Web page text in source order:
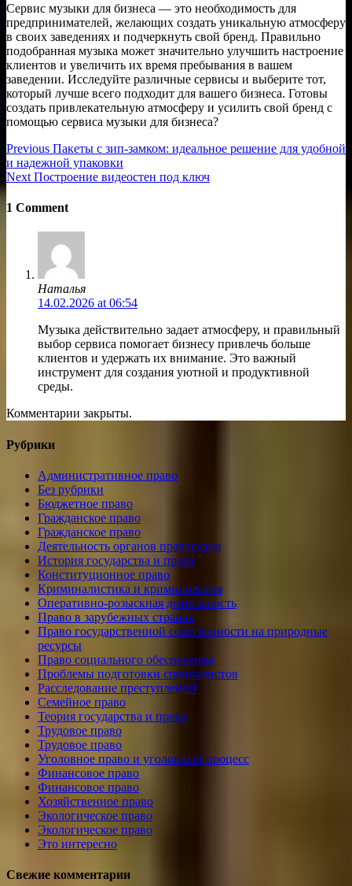
Сервис музыки для бизнеса — это необходимость для
предпринимателей, желающих создать уникальную атмосферу
в своих заведениях и подчеркнуть свой бренд. Правильно
подобранная музыка может значительно улучшить настроение
клиентов и увеличить их время пребывания в вашем
заведении. Исследуйте различные сервисы и выберите тот,
который лучше всего подходит для вашего бизнеса. Готовы
создать привлекательную атмосферу и усилить свой бренд с
помощью сервиса музыки для бизнеса?
Навигация
по
записям
Previous Previous
post:
Пакеты с зип-замком: идеальное решение для удобной
и надежной упаковки
Next Next
Построение видеостен под ключ
1 Comment
Наталья
14.02.2026 at 06:54
Музыка действительно задает атмосферу, и правильный
выбор сервиса помогает бизнесу привлечь больше
клиентов и удержать их внимание. Это важный
инструмент для создания уютной и продуктивной
среды.
Комментарии закрыты.
Рубрики
Административное право
Без рубрики
Бюджетное право
Гражданское право
Гражданское право
Деятельность органов правосудия
История государства и права
Конституционное право
Криминалистика и криминология
Оперативно-розыскная деятельность
Право в зарубежных странах
Право государственной собственности на природные
ресурсы
Право социального обеспечения
Проблемы подготовки специалистов
Расследование преступлений
Семейное право
Теория государства и права
Трудовое право
Трудовое право
Уголовное право и уголовный процесс
Финансовое право
Финансовое право
Хозяйственное право
Экологическое право
Экологическое право
Это интересно
Свежие комментарии